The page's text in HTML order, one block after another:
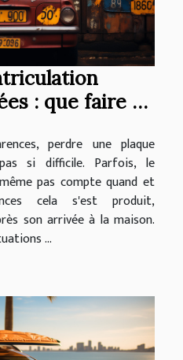
: que faire si
perdre une plaque
si difficile. Parfois, le
pas compte quand et
cela s'est produit,
son arrivée à la maison.
...